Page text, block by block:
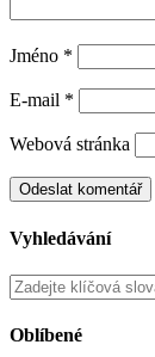
Jméno *
E-mail *
Webová stránka
Vyhledávání
Oblíbené